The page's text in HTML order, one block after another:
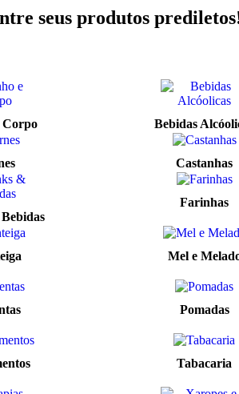
seus produtos
Corpo
Bebidas
Castanhas
Farinhas
Mel e
Pomadas
Tabacaria